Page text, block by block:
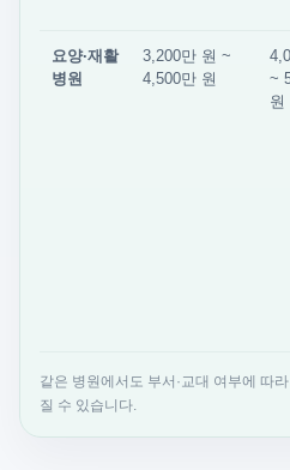
요양·재활
병원
3,200만 원 ~
4,500만 원
~
원
같은 병원에서도 부서·교대 여부에 따
질 수 있습니다.